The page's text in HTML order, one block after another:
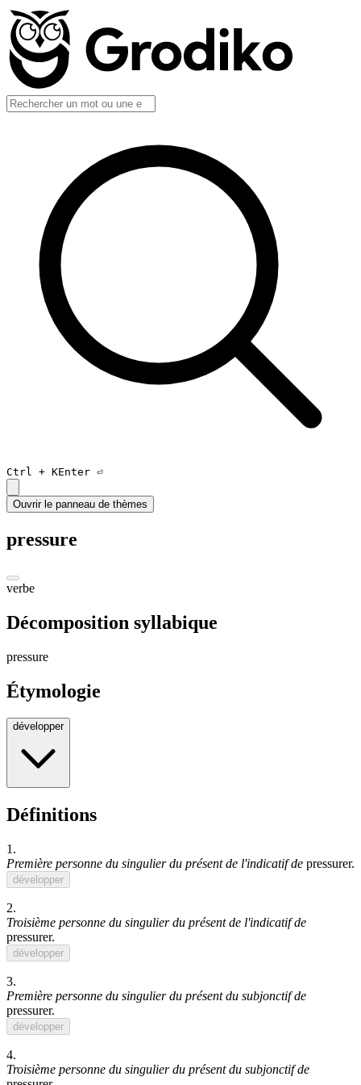
Ctrl + KEnter ⏎
Ouvrir le panneau de thèmes
pressure
verbe
Décomposition syllabique
pressure
Étymologie
développer
Définitions
1.
Première personne du singulier du présent de l'indicatif de pressurer.
développer
2.
Troisième personne du singulier du présent de l'indicatif de
pressurer.
développer
3.
Première personne du singulier du présent du subjonctif de
pressurer.
développer
4.
Troisième personne du singulier du présent du subjonctif de